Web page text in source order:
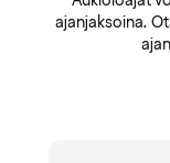
ajanjaksoina.